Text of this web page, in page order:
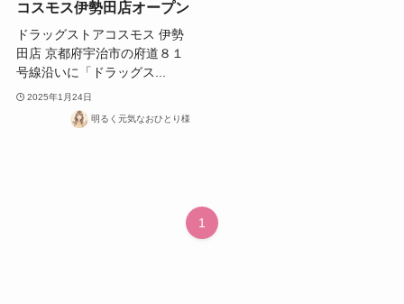
コスモス伊勢田店オープン
ドラッグストアコスモス 伊勢
田店 京都府宇治市の府道８１
号線沿いに「ドラッグス...
2025年1月24日
明るく元気なおひとり様
1